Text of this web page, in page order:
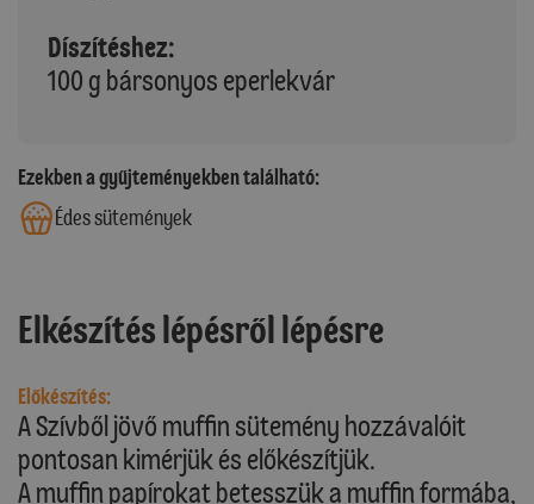
Díszítéshez:
100 g bársonyos eperlekvár
Ezekben a gyűjteményekben található:
Édes sütemények
Elkészítés lépésről lépésre
Előkészítés:
A Szívből jövő muffin sütemény hozzávalóit
pontosan kimérjük és előkészítjük.
A muffin papírokat betesszük a muffin formába,